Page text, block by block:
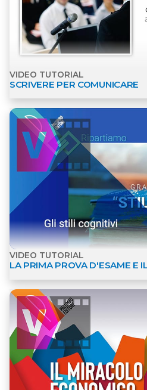
SCRIVERE PER COMUNICARE
VIDEO TUTORIAL
LA PRIMA PROVA D'ESAME E
Apri dettagli Video tutorial
Apri dettagli Video